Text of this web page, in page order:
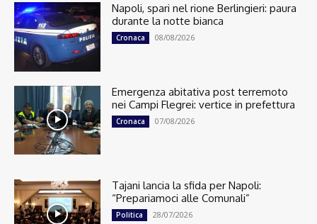
Napoli, spari nel rione Berlingieri: paura
durante la notte bianca
Cronaca 08/08/2026
Emergenza abitativa post terremoto
nei Campi Flegrei: vertice in prefettura
Cronaca 07/08/2026
Tajani lancia la sfida per Napoli:
“Prepariamoci alle Comunali”
Politica 28/07/2026